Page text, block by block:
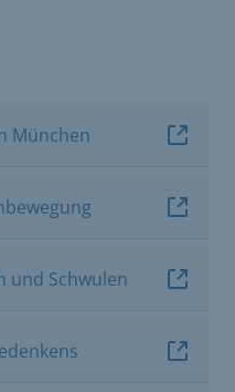
München
und Schwulen